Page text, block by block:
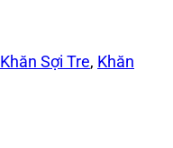
Khăn Sợi Tre, Khăn